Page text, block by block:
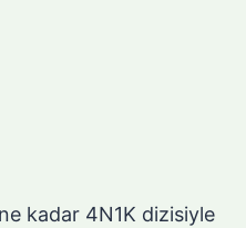
kadar 4N1K dizisiyle